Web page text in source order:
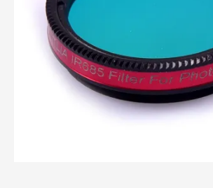
Accessoires pour montures
Pièces détachées